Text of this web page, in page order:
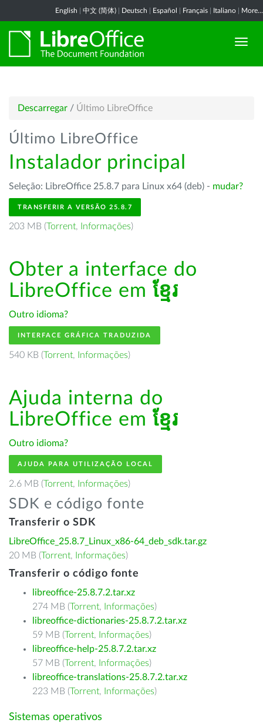
English 中文 (简体) Deutsch Español Français Italiano More...
Descarregar / Último LibreOffice
Último LibreOffice
Instalador principal
Seleção: LibreOffice 25.8.7 para Linux x64 (deb) - mudar?
TRANSFERIR A VERSÃO 25.8.7
203 MB (Torrent, Informações)
Obter a interface do
LibreOffice em ខ្មែរ
Outro idioma?
INTERFACE GRÁFICA TRADUZIDA
540 KB (Torrent, Informações)
Ajuda interna do
LibreOffice em ខ្មែរ
Outro idioma?
AJUDA PARA UTILIZAÇÃO LOCAL
2.6 MB (Torrent, Informações)
SDK e código fonte
Transferir o SDK
LibreOffice_25.8.7_Linux_x86-64_deb_sdk.tar.gz
20 MB (Torrent, Informações)
Transferir o código fonte
libreoffice-25.8.7.2.tar.xz
274 MB (Torrent, Informações)
libreoffice-dictionaries-25.8.7.2.tar.xz
59 MB (Torrent, Informações)
libreoffice-help-25.8.7.2.tar.xz
57 MB (Torrent, Informações)
libreoffice-translations-25.8.7.2.tar.xz
223 MB (Torrent, Informações)
Sistemas operativos